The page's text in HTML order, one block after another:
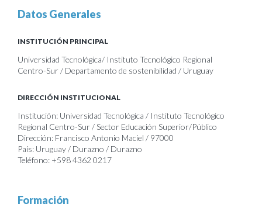
Datos Generales
INSTITUCIÓN PRINCIPAL
Universidad Tecnológica/ Instituto Tecnológico Regional
Centro-Sur / Departamento de sostenibilidad / Uruguay
DIRECCIÓN INSTITUCIONAL
Institución: Universidad Tecnológica / Instituto Tecnológico
Regional Centro-Sur / Sector Educación Superior/Público
Dirección: Francisco Antonio Maciel / 97000
País: Uruguay / Durazno / Durazno
Teléfono: +598 4362 0217
Formación